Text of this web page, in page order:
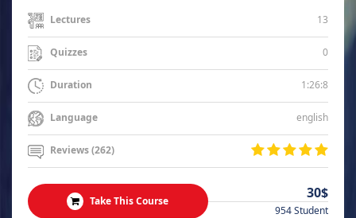
Lectures 13
Quizzes 0
Duration 1:26:8
Language english
Reviews (262)
Take This Course 30$
954 Student